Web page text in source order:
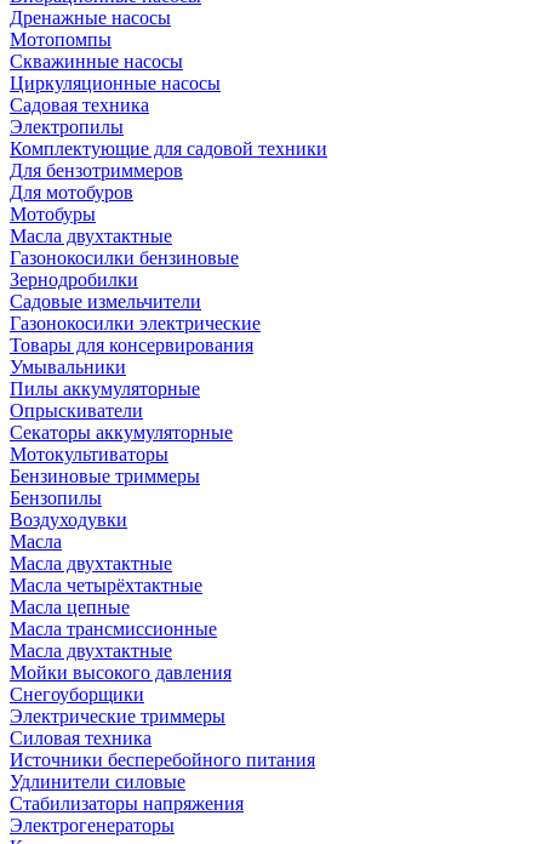
Дренажные насосы
Мотопомпы
Скважинные насосы
Циркуляционные насосы
Садовая техника
Электропилы
Комплектующие для садовой техники
Для бензотриммеров
Для мотобуров
Мотобуры
Масла двухтактные
Газонокосилки бензиновые
Зернодробилки
Садовые измельчители
Газонокосилки электрические
Товары для консервирования
Умывальники
Пилы аккумуляторные
Опрыскиватели
Секаторы аккумуляторные
Мотокультиваторы
Бензиновые триммеры
Бензопилы
Воздуходувки
Масла
Масла двухтактные
Масла четырёхтактные
Масла цепные
Масла трансмиссионные
Масла двухтактные
Мойки высокого давления
Снегоуборщики
Электрические триммеры
Силовая техника
Источники бесперебойного питания
Удлинители силовые
Стабилизаторы напряжения
Электрогенераторы